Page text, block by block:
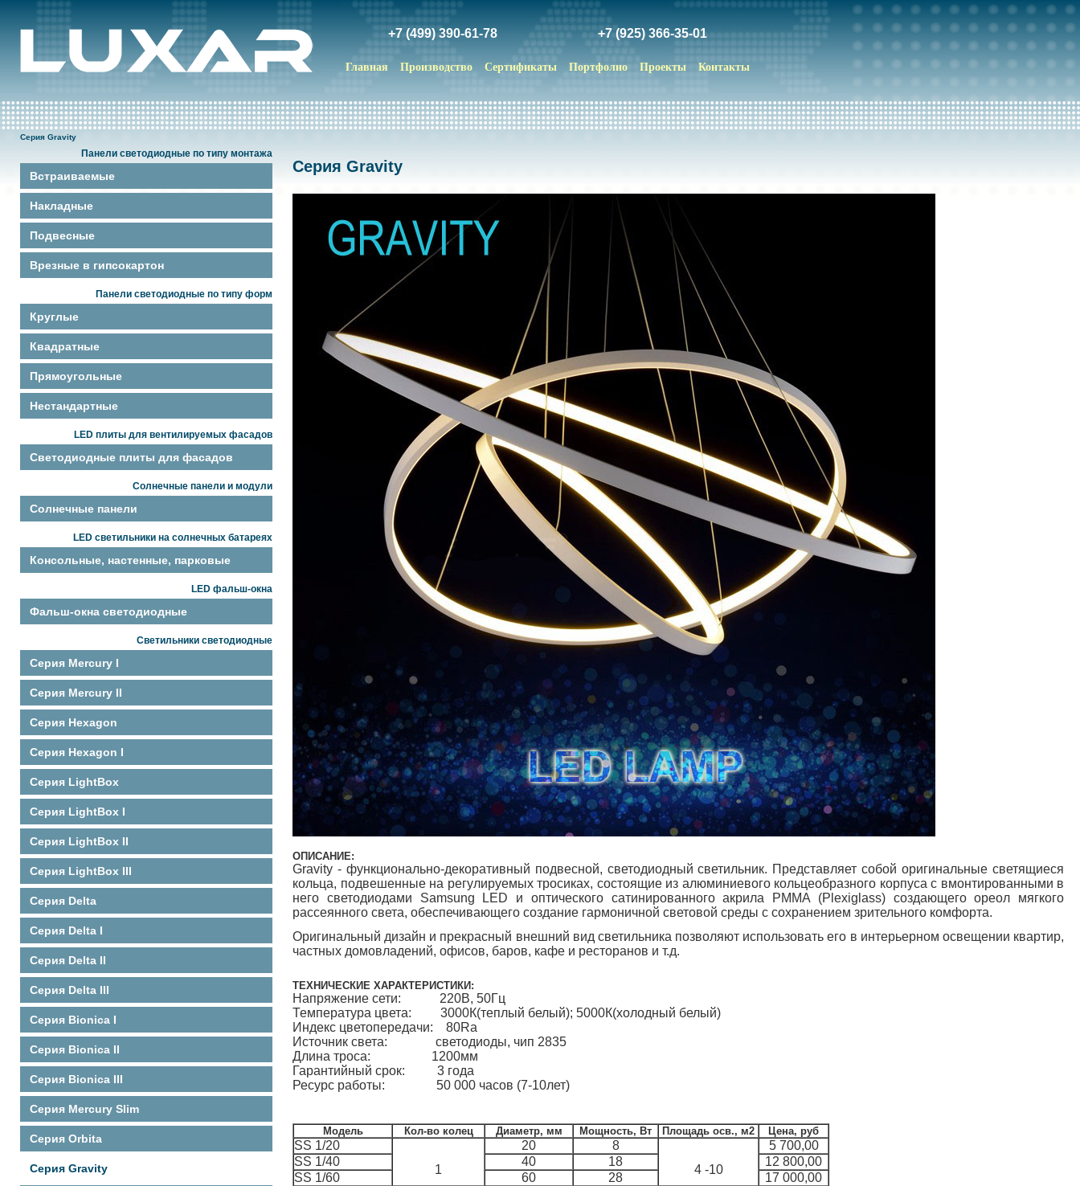
+7 (499) 390-61-78 +7 (925) 366-35-01
Главная Производство Сертификаты Портфолио Проекты Контакты
Серия Gravity
Панели светодиодные по типу монтажа
Встраиваемые
Накладные
Подвесные
Врезные в гипсокартон
Панели светодиодные по типу форм
Круглые
Квадратные
Прямоугольные
Нестандартные
LED плиты для вентилируемых фасадов
Светодиодные плиты для фасадов
Солнечные панели и модули
Солнечные панели
LED светильники на солнечных батареях
Консольные, настенные, парковые
LED фальш-окна
Фальш-окна светодиодные
Светильники светодиодные
Серия Mercury I
Серия Mercury II
Серия Hexagon
Серия Hexagon I
Серия LightBox
Серия LightBox I
Серия LightBox II
Серия LightBox III
Серия Delta
Серия Delta I
Серия Delta II
Серия Delta III
Серия Bionica I
Серия Bionica II
Серия Bionica III
Серия Mercury Slim
Серия Orbita
Серия Gravity
Серия Gravity
ОПИСАНИЕ:
Gravity - функционально-декоративный подвесной, светодиодный светильник. Представляет собой оригинальные светящиеся
кольца, подвешенные на регулируемых тросиках, состоящие из алюминиевого кольцеобразного корпуса с вмонтированными в
него светодиодами Samsung LED и оптического сатинированного акрила PMMA (Plexiglass) создающего ореол мягкого
рассеянного света, обеспечивающего создание гармоничной световой среды с сохранением зрительного комфорта.
Оригинальный дизайн и прекрасный внешний вид светильника позволяют использовать его в интерьерном освещении квартир,
частных домовладений, офисов, баров, кафе и ресторанов и т.д.
ТЕХНИЧЕСКИЕ ХАРАКТЕРИСТИКИ:
Напряжение сети: 220В, 50Гц
Температура цвета: 3000К(теплый белый); 5000К(холодный белый)
Индекс цветопередачи: 80Ra
Источник света: светодиоды, чип 2835
Длина троса: 1200мм
Гарантийный срок: 3 года
Ресурс работы: 50 000 часов (7-10лет)
Модель Кол-во колец Диаметр, мм Мощность, Вт Площадь осв., м2 Цена, руб
SS 1/20
1
20
8
4 -10
5 700,00
SS 1/40
40 18
12 800,00
SS 1/60
60 28
17 000,00